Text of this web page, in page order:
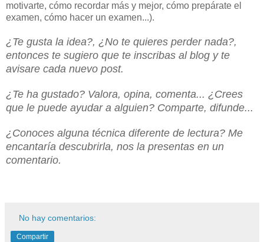
motivarte, cómo recordar más y mejor, cómo prepárate el
examen, cómo hacer un examen...).
¿Te gusta la idea?, ¿No te quieres perder nada?,
entonces te sugiero que te inscribas al blog y te
avisare cada nuevo post.
¿Te ha gustado? Valora, opina, comenta... ¿Crees
que le puede ayudar a alguien? Comparte, difunde...
¿Conoces alguna técnica diferente de lectura? Me
encantaría descubrirla, nos la presentas en un
comentario.
No hay comentarios:
Compartir